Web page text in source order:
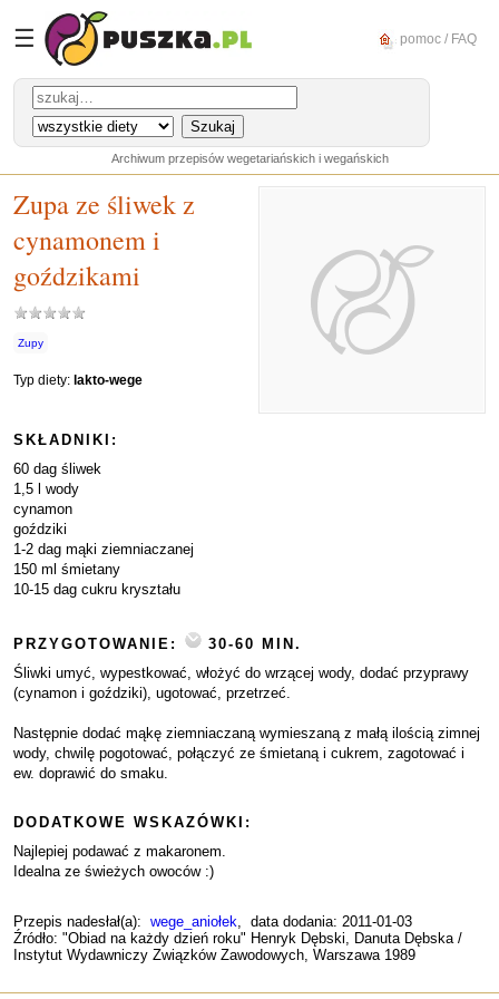
☰ pomoc / FAQ
Archiwum przepisów wegetariańskich i wegańskich
Zupa ze śliwek z
cynamonem i
goździkami
Zupy
Typ diety: lakto-wege
SKŁADNIKI:
60 dag śliwek
1,5 l wody
cynamon
goździki
1-2 dag mąki ziemniaczanej
150 ml śmietany
10-15 dag cukru kryształu
PRZYGOTOWANIE:
30-60 MIN.
Śliwki umyć, wypestkować, włożyć do wrzącej wody, dodać przyprawy
(cynamon i goździki), ugotować, przetrzeć.
Następnie dodać mąkę ziemniaczaną wymieszaną z małą ilością zimnej
wody, chwilę pogotować, połączyć ze śmietaną i cukrem, zagotować i
ew. doprawić do smaku.
DODATKOWE WSKAZÓWKI:
Najlepiej podawać z makaronem.
Idealna ze świeżych owoców :)
Przepis nadesłał(a): wege_aniołek, data dodania: 2011-01-03
Źródło: "Obiad na każdy dzień roku" Henryk Dębski, Danuta Dębska /
Instytut Wydawniczy Związków Zawodowych, Warszawa 1989